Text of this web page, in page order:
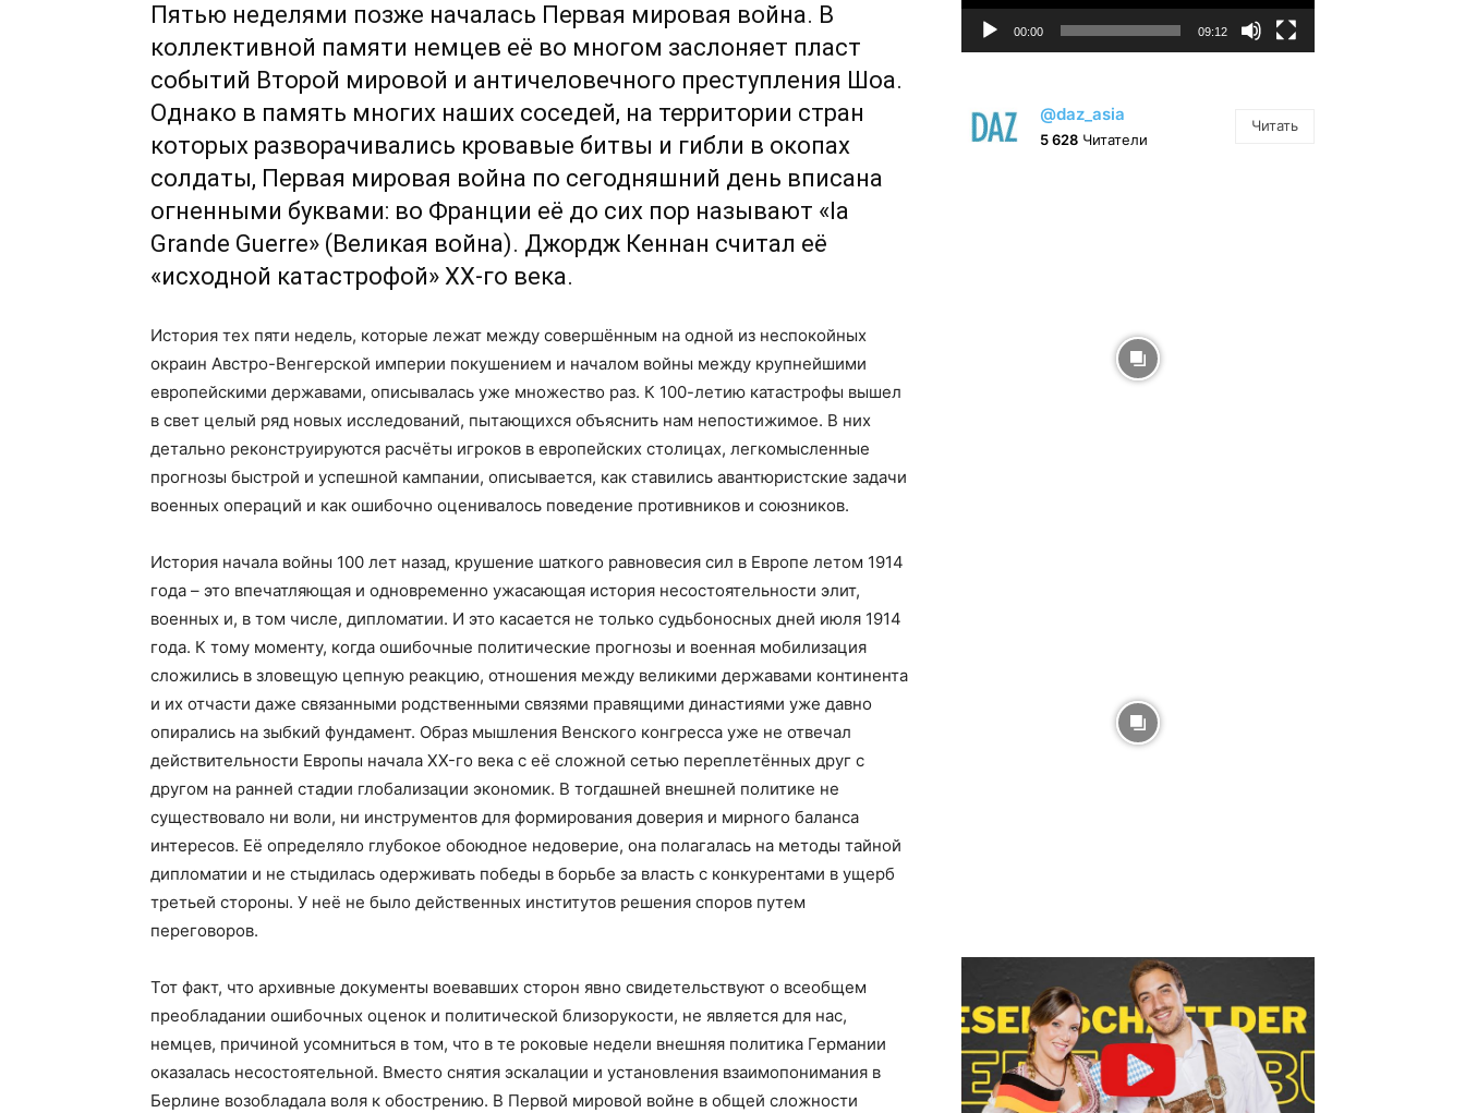
Пятью неделями позже началась Первая мировая война. В
коллективной памяти немцев её во многом заслоняет пласт
событий Второй мировой и античеловечного преступления Шоа.
Однако в память многих наших соседей, на территории стран
которых разворачивались кровавые битвы и гибли в окопах
солдаты, Первая мировая война по сегодняшний день вписана
огненными буквами: во Франции её до сих пор называют «la
Grande Guerre» (Великая война). Джордж Кеннан считал её
«исходной катастрофой» XX-го века.
История тех пяти недель, которые лежат между совершённым на одной из неспокойных
окраин Австро-Венгерской империи покушением и началом войны между крупнейшими
европейскими державами, описывалась уже множество раз. К 100-летию катастрофы вышел
в свет целый ряд новых исследований, пытающихся объяснить нам непостижимое. В них
детально реконструируются расчёты игроков в европейских столицах, легкомысленные
прогнозы быстрой и успешной кампании, описывается, как ставились авантюристские задачи
военных операций и как ошибочно оценивалось поведение противников и союзников.
История начала войны 100 лет назад, крушение шаткого равновесия сил в Европе летом 1914
года – это впечатляющая и одновременно ужасающая история несостоятельности элит,
военных и, в том числе, дипломатии. И это касается не только судьбоносных дней июля 1914
года. К тому моменту, когда ошибочные политические прогнозы и военная мобилизация
сложились в зловещую цепную реакцию, отношения между великими державами континента
и их отчасти даже связанными родственными связями правящими династиями уже давно
опирались на зыбкий фундамент. Образ мышления Венского конгресса уже не отвечал
действительности Европы начала XX-го века с её сложной сетью переплетённых друг с
другом на ранней стадии глобализации экономик. В тогдашней внешней политике не
существовало ни воли, ни инструментов для формирования доверия и мирного баланса
интересов. Её определяло глубокое обоюдное недоверие, она полагалась на методы тайной
дипломатии и не стыдилась одерживать победы в борьбе за власть с конкурентами в ущерб
третьей стороны. У неё не было действенных институтов решения споров путем
переговоров.
Тот факт, что архивные документы воевавших сторон явно свидетельствуют о всеобщем
преобладании ошибочных оценок и политической близорукости, не является для нас,
немцев, причиной усомниться в том, что в те роковые недели внешняя политика Германии
оказалась несостоятельной. Вместо снятия эскалации и установления взаимопонимания в
Берлине возобладала воля к обострению. В Первой мировой войне в общей сложности
00:00 09:12
@daz_asia
5 628 Читатели
Читать